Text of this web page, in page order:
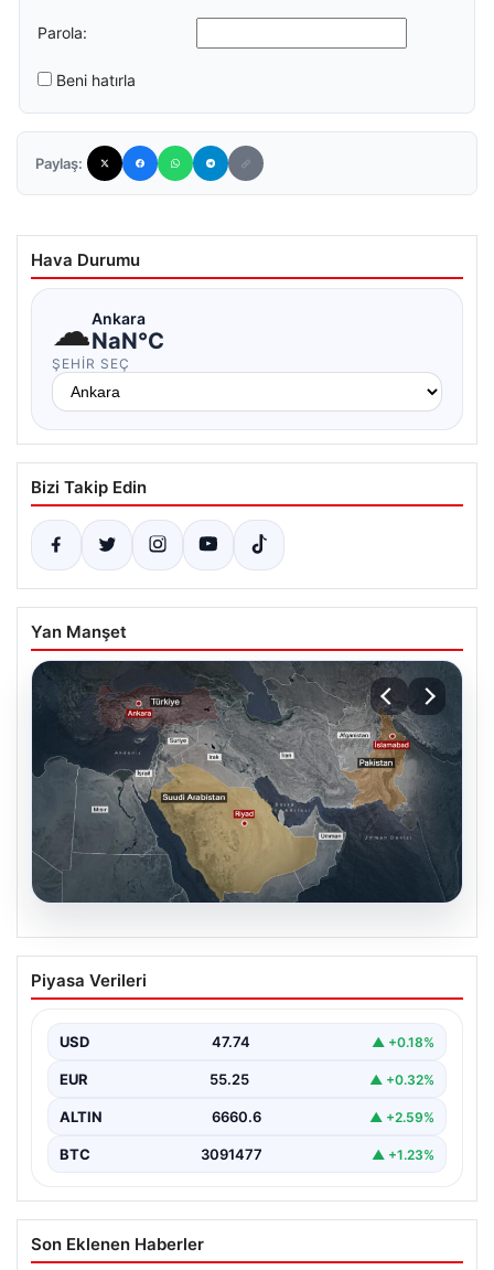
Parola:
Beni hatırla
Paylaş:
Hava Durumu
☁Ankara
NaN°C
ŞEHIR SEÇ
Bizi Takip Edin
Yan Manşet
07.08.2026
Mekke Ortak Savunma Antlaşması:
Bölgesel Güvenlik ve İşbirliğinde Yeni
Türkiye, Suudi Arabistan ve Pakistan arasında
ve küresel…
Piyasa Verileri
USD 47.74 ▲ +0.18%
EUR 55.25 ▲ +0.32%
ALTIN 6660.6 ▲ +2.59%
BTC 3091477 ▲ +1.23%
Son Eklenen Haberler